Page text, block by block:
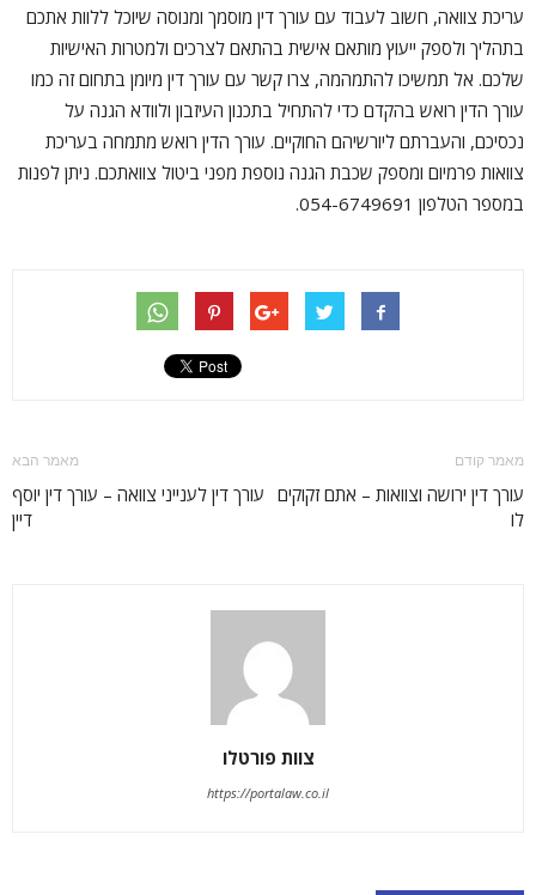
עריכת צוואה, חשוב לעבוד עם עורך דין מוסמך ומנוסה שיוכל ללוות אתכם
בתהליך ולספק ייעוץ מותאם אישית בהתאם לצרכים ולמטרות האישיות
שלכם. אל תמשיכו להתמהמה, צרו קשר עם עורך דין מיומן בתחום זה כמו
עורך הדין רואש בהקדם כדי להתחיל בתכנון העיזבון ולוודא הגנה על
נכסיכם, והעברתם ליורשיהם החוקיים. עורך הדין רואש מתמחה בעריכת
צוואות פרמיום ומספק שכבת הגנה נוספת מפני ביטול צוואתכם. ניתן לפנות
במספר הטלפון 054-6749691.
מאמר קודם
עורך דין ירושה וצוואות – אתם זקוקים
לו
מאמר הבא
עורך דין לענייני צוואה – עורך דין יוסף
דיין
צוות פורטלו
https://portalaw.co.il